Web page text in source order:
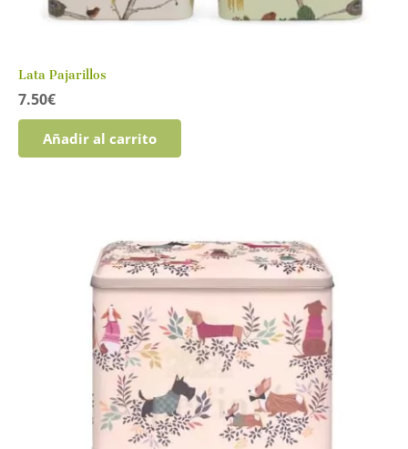
Lata Pajarillos
7.50€
Añadir al carrito